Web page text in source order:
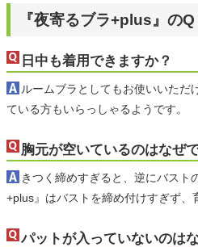
『夜寄るブラ+plus』の
日中も着用できますか？
ルームブラとしてもお使いいただ
ている方もいらっしゃるようです。
胸元が空いているのはなぜ
きつく締めすぎると、逆にバスト
+plus』はバストを締め付けすぎず、
パットが入っていないのは